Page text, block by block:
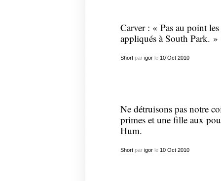
Carver : « Pas au point
appliqués à South Park. »
Shortpar igorle 10 Oct 2010
Ne détruisons pas notre
primes et une fille aux
Hum.
Shortpar igorle 10 Oct 2010